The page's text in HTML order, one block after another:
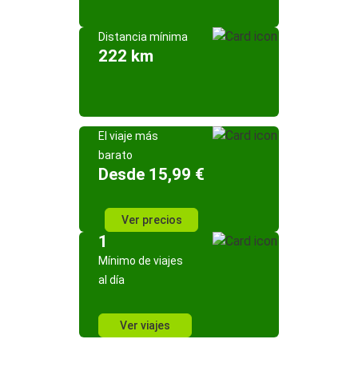
Distancia mínima
222 km
El viaje más
barato
Desde 15,99 €
Ver precios
1
Mínimo de viajes
al día
Ver viajes